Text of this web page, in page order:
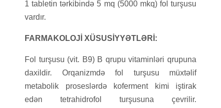
1 tabletin tərkibində 5 mq (5000 mkq) fol turşusu
vardır.
FARMAKOLOJİ XÜSUSİYYƏTLƏRİ:
Fol turşusu (vit. B9) B qrupu vitaminləri qrupuna
daxildir. Orqanizmdə fol turşusu müxtəlif
metabolik proseslərdə koferment kimi iştirak
edən tetrahidrofol turşusuna çevrilir.